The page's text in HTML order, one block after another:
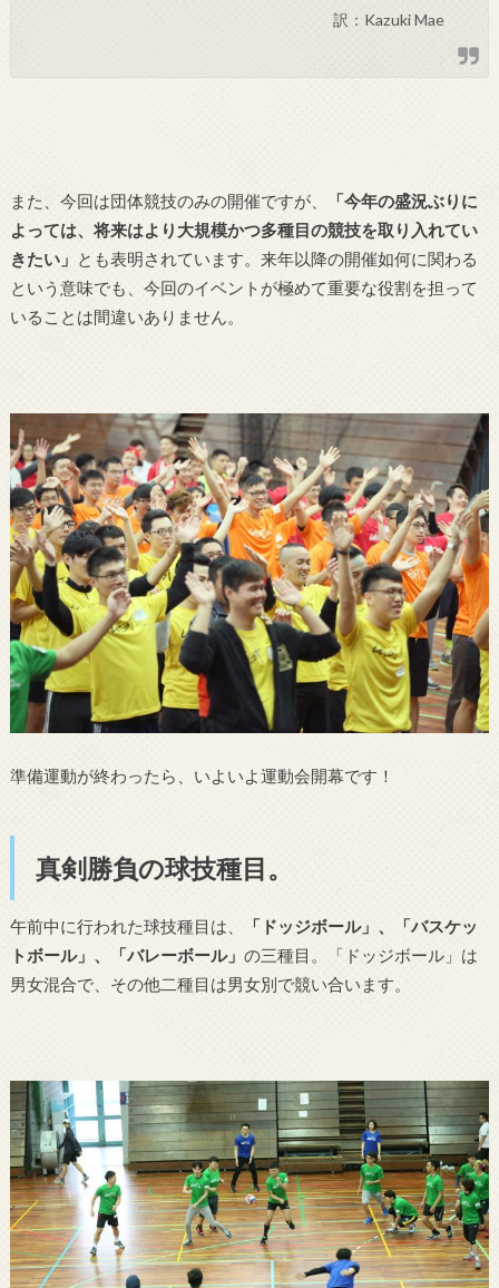
訳：Kazuki Mae
また、今回は団体競技のみの開催ですが、
「今年の盛況ぶりに
よっては、将来はより大規模かつ多種目の競技を取り入れてい
きたい」 とも表明されています。来年以降の開催如何に関わる
という意味でも、今回のイベントが極めて重要な役割を担って
いることは間違いありません。
準備運動が終わったら、いよいよ運動会開幕です！
真剣勝負の球技種目。
午前中に行われた球技種目は、
「ドッジボール」、「バスケッ
トボール」、「バレーボール」 の三種目。「ドッジボール」は
男女混合で、その他二種目は男女別で競い合います。